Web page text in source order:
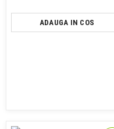
ADAUGA IN COS